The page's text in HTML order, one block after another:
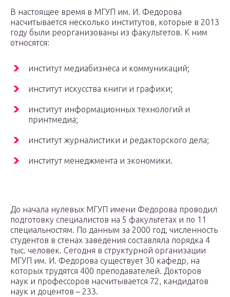
В настоящее время в МГУП им. И. Федорова
насчитывается несколько институтов, которые в 2013
году были реорганизованы из факультетов. К ним
относятся:
институт медиабизнеса и коммуникаций;
институт искусства книги и графики;
институт информационных технологий и
принтмедиа;
институт журналистики и редакторского дела;
институт менеджмента и экономики.
До начала нулевых МГУП имени Федорова проводил
подготовку специалистов на 5 факультетах и по 11
специальностям. По данным за 2000 год, численность
студентов в стенах заведения составляла порядка 4
тыс. человек. Сегодня в структурной организации
МГУП им. И. Федорова существует 30 кафедр, на
которых трудятся 400 преподавателей. Докторов
наук и профессоров насчитывается 72, кандидатов
наук и доцентов – 233.